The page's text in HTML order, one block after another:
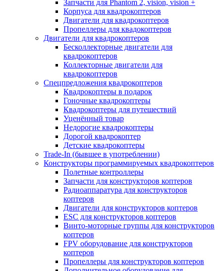
Запчасти для Phantom 2, vision, vision +
Корпуса для квадрокоптеров
Двигатели для квадрокоптеров
Пропеллеры для квадокоптеров
Двигатели для квадрокоптеров
Бесколлекторные двигатели для
квадрокоптеров
Коллекторные двигатели для
квадрокоптеров
Спецпредложения квадрокоптеров
Квадрокоптеры в подарок
Гоночные квадрокоптеры
Квадрокоптеры для путешествий
Уценённый товар
Недорогие квадрокоптеры
Дорогой квадрокоптер
Детские квадрокоптеры
Trade-In (бывшее в употреблении)
Конструкторы программируемых квадрокоптеров
Полетные контроллеры
Запчасти для конструкторов коптеров
Радиоаппаратура для конструкторов
коптеров
Двигатели для конструкторов коптеров
ESC для конструкторов коптеров
Винто-моторные группы для конструкторов
коптеров
FPV оборудование для конструкторов
коптеров
Пропеллеры для конструкторов коптеров